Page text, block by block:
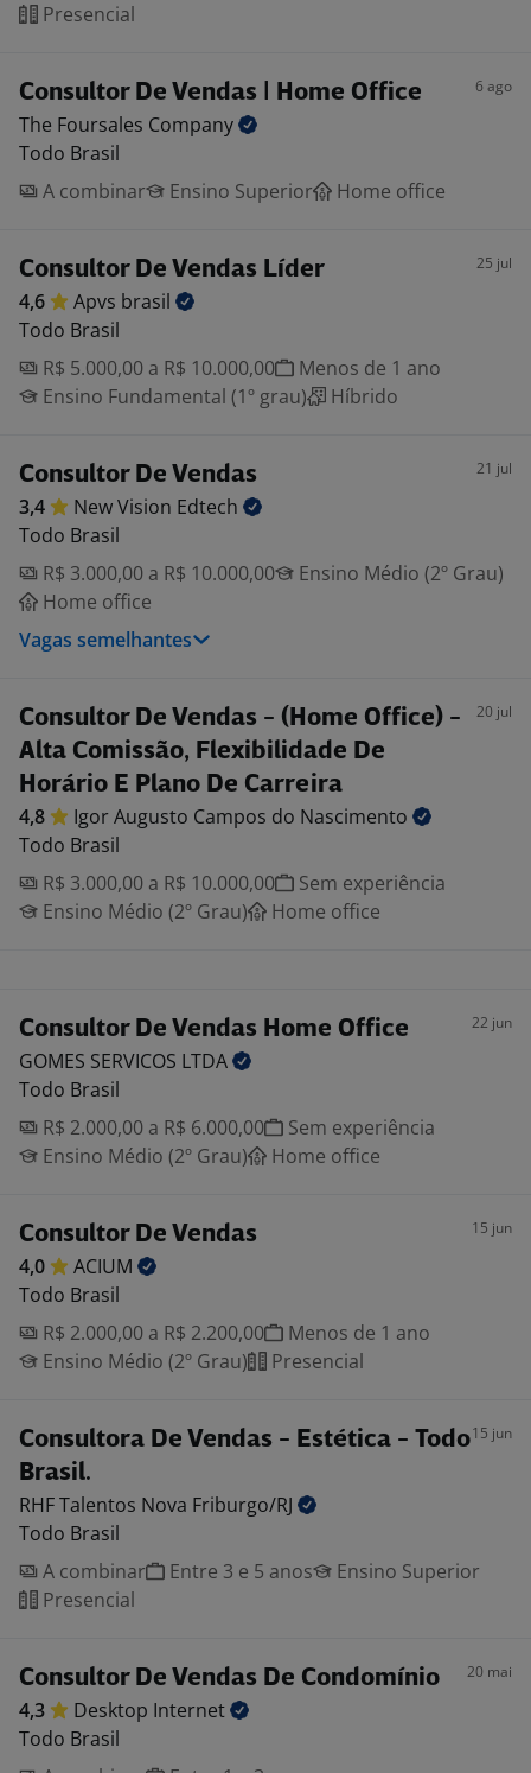
Presencial
Consultor De Vendas | Home Office 6 ago
The Foursales Company
Todo Brasil
A combinar
Ensino Superior Home office
Consultor De Vendas Líder 25 jul
4,6 Apvs brasil
Todo Brasil
R$ 5.000,00 a R$ 10.000,00
Menos de 1 ano
Ensino Fundamental (1º grau)
Híbrido
Consultor De Vendas 21 jul
3,4 New Vision Edtech
Todo Brasil
R$ 3.000,00 a R$ 10.000,00
Ensino Médio (2º Grau)
Home office
Vagas semelhantes
Consultor De Vendas - (Home Office) -
Alta Comissão, Flexibilidade De
Horário E Plano De Carreira
20 jul
4,8 Igor Augusto Campos do Nascimento
Todo Brasil
R$ 3.000,00 a R$ 10.000,00
Sem experiência
Ensino Médio (2º Grau)
Home office
Consultor De Vendas Home Office 22 jun
GOMES SERVICOS LTDA
Todo Brasil
R$ 2.000,00 a R$ 6.000,00
Sem experiência
Ensino Médio (2º Grau)
Home office
Consultor De Vendas 15 jun
4,0
ACIUM
Todo Brasil
R$ 2.000,00 a R$ 2.200,00
Menos de 1 ano
Ensino Médio (2º Grau)
Presencial
Consultora De Vendas - Estética - Todo
Brasil.
15 jun
RHF Talentos Nova Friburgo/RJ
Todo Brasil
A combinar
Entre 3 e 5 anos
Ensino Superior
Presencial
Consultor De Vendas De Condomínio 20 mai
4,3 Desktop Internet
Todo Brasil